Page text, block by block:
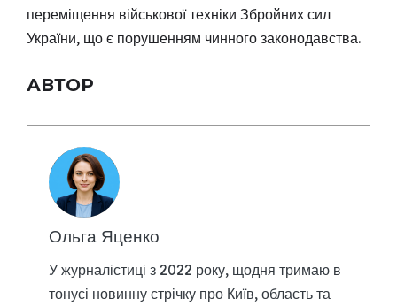
переміщення військової техніки Збройних сил
України, що є порушенням чинного законодавства.
АВТОР
Ольга Яценко
У журналістиці з 2022 року, щодня тримаю в
тонусі новинну стрічку про Київ, область та